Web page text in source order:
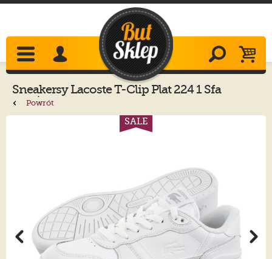
SneakersyLacosteT-Clip Plat 224 1 Sfa
Wht/Wht 748SFA0046.21G
Powrót
SALE